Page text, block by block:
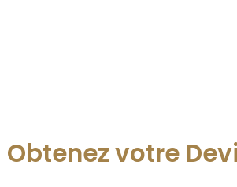
Obtenez votre